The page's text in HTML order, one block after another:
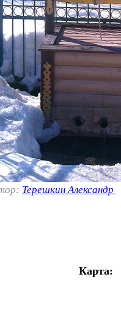
Терешкин Александр
Карта: